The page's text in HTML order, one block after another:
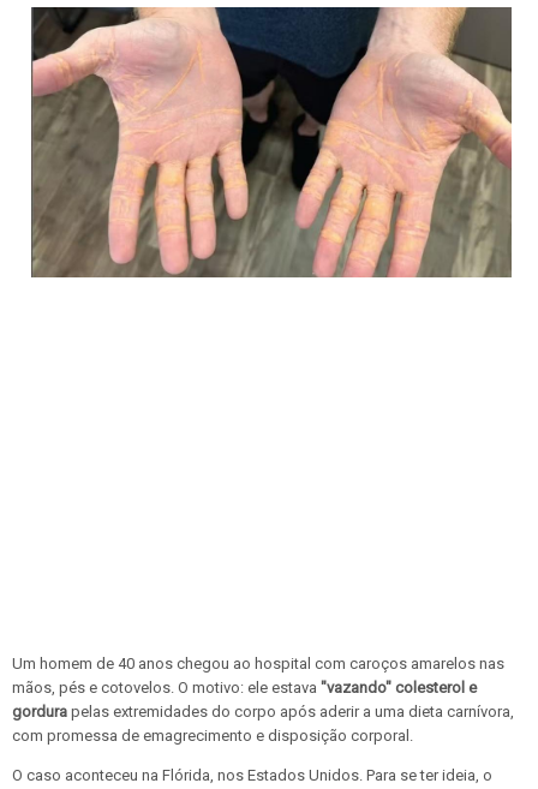
Um homem de 40 anos chegou ao hospital com caroços amarelos nas
mãos, pés e cotovelos. O motivo: ele estava "vazando" colesterol e
gordura pelas extremidades do corpo após aderir a uma dieta carnívora,
com promessa de emagrecimento e disposição corporal.
O caso aconteceu na Flórida, nos Estados Unidos. Para se ter ideia, o